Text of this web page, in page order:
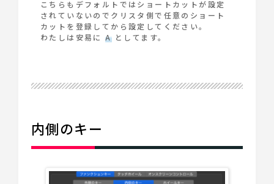
こちらもデフォルトではショートカットが設定
されていないのでクリスタ側で任意のショート
カットを登録してから設定してください。
わたしは安易にAとしてます。
内側のキー